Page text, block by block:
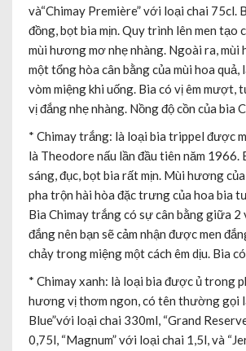
và“Chimay Première” với loại chai 75cl.
đồng, bọt bia mịn. Quy trình lên men tạo
mùi hương mơ nhẹ nhàng. Ngoài ra, mùi
một tổng hòa cân bằng của mùi hoa
vòm miệng khi uống. Bia có vị êm mượt,
vị đắng nhẹ nhàng. Nồng độ cồn của bia
* Chimay trắng: là loại bia trippel được
là Theodore nấu lần đầu tiên năm 1966.
sáng, đục, bọt bia rất mịn. Mùi hương
pha trộn hài hòa đặc trưng của hoa bia
Bia Chimay trắng có sự cân bằng giữa 2
đắng nên bạn sẽ cảm nhận được men
chảy trong miệng một cách êm dịu. Bia
* Chimay xanh: là loại bia được ủ trong
hương vị thơm ngon, có tên thường gọi
Blue”với loại chai 330ml, “Grand
0,75l, “Magnum” với loại chai 1,5l, và